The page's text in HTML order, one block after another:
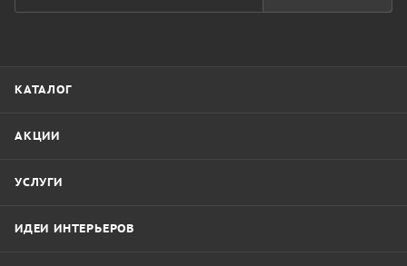
КАТАЛОГ
АКЦИИ
УСЛУГИ
ИДЕИ ИНТЕРЬЕРОВ